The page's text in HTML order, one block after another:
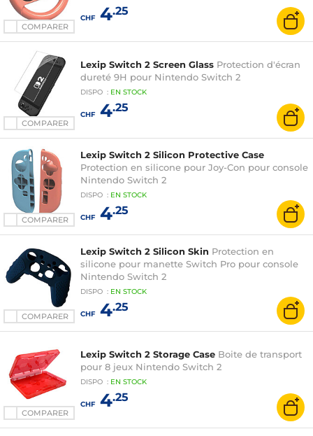
COMPARER
CHF4.25
COMPARER
Lexip Switch 2 Screen Glass Protection d'écran
dureté 9H pour Nintendo Switch 2
DISPO : EN STOCK
CHF4.25
COMPARER
Lexip Switch 2 Silicon Protective Case
Protection en silicone pour Joy-Con pour console
Nintendo Switch 2
DISPO : EN STOCK
CHF4.25
COMPARER
Lexip Switch 2 Silicon Skin Protection en
silicone pour manette Switch Pro pour console
Nintendo Switch 2
DISPO : EN STOCK
CHF4.25
COMPARER
Lexip Switch 2 Storage Case Boite de transport
pour 8 jeux Nintendo Switch 2
DISPO : EN STOCK
CHF4.25